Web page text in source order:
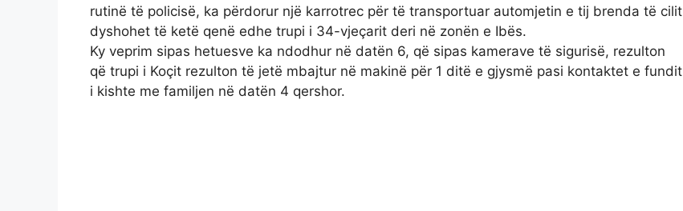
rutinë të policisë, ka përdorur një karrotrec për të transportuar automjetin e tij brenda të cilit
dyshohet të ketë qenë edhe trupi i 34-vjeçarit deri në zonën e Ibës.
Ky veprim sipas hetuesve ka ndodhur në datën 6, që sipas kamerave të sigurisë, rezulton
që trupi i Koçit rezulton të jetë mbajtur në makinë për 1 ditë e gjysmë pasi kontaktet e fundit
i kishte me familjen në datën 4 qershor.